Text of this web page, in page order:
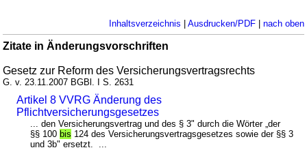
Inhaltsverzeichnis | Ausdrucken/PDF| nach oben
Zitate in Änderungsvorschriften
Gesetz zur Reform des Versicherungsvertragsrechts
G. v. 23.11.2007 BGBl. I S. 2631
Artikel 8 VVRG Änderung des
Pflichtversicherungsgesetzes
... den Versicherungsvertrag und des § 3" durch die Wörter „der
§§ 100bis 124 des Versicherungsvertragsgesetzes sowie der §§ 3
und 3b" ersetzt. ...